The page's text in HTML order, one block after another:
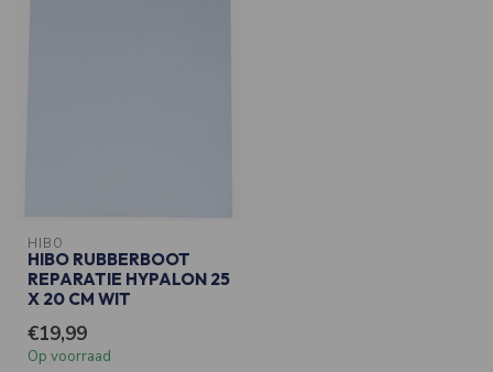
HIBO
HIBO RUBBERBOOT
REPARATIE HYPALON 25
X 20 CM WIT
€19,99
Op voorraad